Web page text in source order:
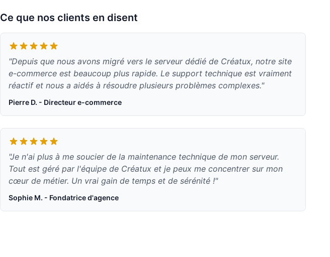
Ce que nos clients en disent
"Depuis que nous avons migré vers le serveur dédié de Créatux, notre site
e-commerce est beaucoup plus rapide. Le support technique est vraiment
réactif et nous a aidés à résoudre plusieurs problèmes complexes."
Pierre D. - Directeur e-commerce
"Je n'ai plus à me soucier de la maintenance technique de mon serveur.
Tout est géré par l'équipe de Créatux et je peux me concentrer sur mon
cœur de métier. Un vrai gain de temps et de sérénité !"
Sophie M. - Fondatrice d'agence